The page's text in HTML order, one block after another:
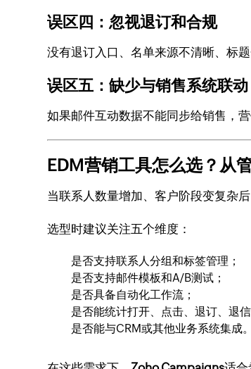
误区四：忽视退订和合规
没有退订入口、名单来源不清晰、标
误区五：缺少与销售系统联动
如果邮件互动数据不能同步给销售，
EDM营销工具怎么选？从
当联系人数量增加、客户阶段变复杂
选型时建议关注五个维度：
是否支持联系人分组和标签管理；
是否支持邮件模板和A/B测试；
是否具备自动化工作流；
是否能统计打开、点击、退订、退信
是否能与CRM或其他业务系统集成。